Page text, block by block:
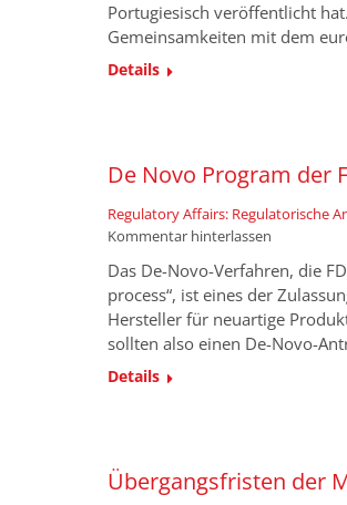
Portugiesisch veröffentlicht
Gemeinsamkeiten mit dem
Details
De Novo Program der
Regulatory Affairs: Regulatorische
Kommentar hinterlassen
Das De-Novo-Verfahren, die
process“, ist eines der
Hersteller für neuartige
sollten also einen De-Novo-
Details
Übergangsfristen der